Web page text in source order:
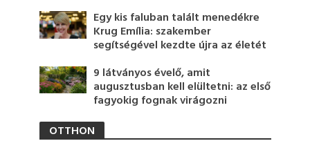
Egy kis faluban talált menedékre
Krug Emília: szakember
segítségével kezdte újra az életét
9 látványos évelő, amit
augusztusban kell elültetni: az első
fagyokig fognak virágozni
OTTHON